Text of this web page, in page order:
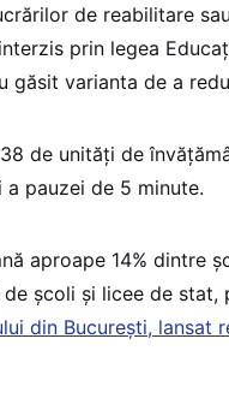
de reabilitare
prin legea
găsit varianta de a
de unități de
a pauzei de 5 minute.
aproape 14% dintre
școli și licee de stat,
din București, lansat